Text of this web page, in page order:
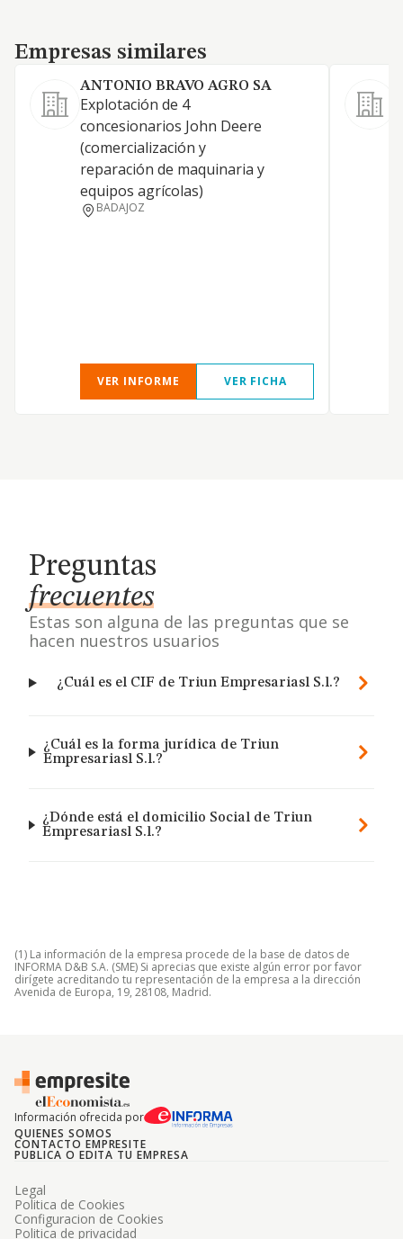
Empresas similares
Empresas similares
ANTONIO BRAVO AGRO SA
Explotación de 4
concesionarios John Deere
(comercialización y
reparación de maquinaria y
equipos agrícolas)
BADAJOZ
VER INFORME VER FICHA
Preguntas
frecuentes
Estas son alguna de las preguntas que se
hacen nuestros usuarios
¿Cuál es el CIF de Triun Empresariasl S.l.?
¿Cuál es la forma jurídica de Triun
Empresariasl S.l.?
¿Dónde está el domicilio Social de Triun
Empresariasl S.l.?
(1) La información de la empresa procede de la base de datos de
INFORMA D&B S.A. (SME) Si aprecias que existe algún error por favor
dirígete acreditando tu representación de la empresa a la dirección
Avenida de Europa, 19, 28108, Madrid.
Información ofrecida por
QUIENES SOMOS
CONTACTO EMPRESITE
PUBLICA O EDITA TU EMPRESA
Legal
Politica de Cookies
Configuracion de Cookies
Politica de privacidad